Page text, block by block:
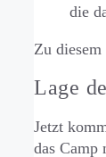
die
Zu
Lage
Jetzt
das Camp